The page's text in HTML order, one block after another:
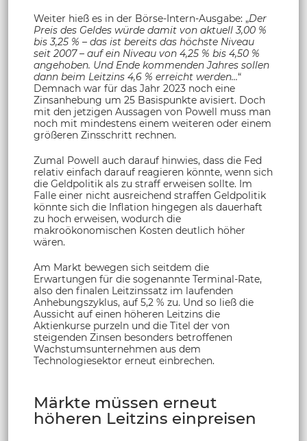
Weiter hieß es in der Börse-Intern-Ausgabe: „Der
Preis des Geldes würde damit von aktuell 3,00 %
bis 3,25 % – das ist bereits das höchste Niveau
seit 2007 – auf ein Niveau von 4,25 % bis 4,50 %
angehoben. Und Ende kommenden Jahres sollen
dann beim Leitzins 4,6 % erreicht werden…“
Demnach war für das Jahr 2023 noch eine
Zinsanhebung um 25 Basispunkte avisiert. Doch
mit den jetzigen Aussagen von Powell muss man
noch mit mindestens einem weiteren oder einem
größeren Zinsschritt rechnen.
Zumal Powell auch darauf hinwies, dass die Fed
relativ einfach darauf reagieren könnte, wenn sich
die Geldpolitik als zu straff erweisen sollte. Im
Falle einer nicht ausreichend straffen Geldpolitik
könnte sich die Inflation hingegen als dauerhaft
zu hoch erweisen, wodurch die
makroökonomischen Kosten deutlich höher
wären.
Am Markt bewegen sich seitdem die
Erwartungen für die sogenannte Terminal-Rate,
also den finalen Leitzinssatz im laufenden
Anhebungszyklus, auf 5,2 % zu. Und so ließ die
Aussicht auf einen höheren Leitzins die
Aktienkurse purzeln und die Titel der von
steigenden Zinsen besonders betroffenen
Wachstumsunternehmen aus dem
Technologiesektor erneut einbrechen.
Märkte müssen erneut
höheren Leitzins einpreisen